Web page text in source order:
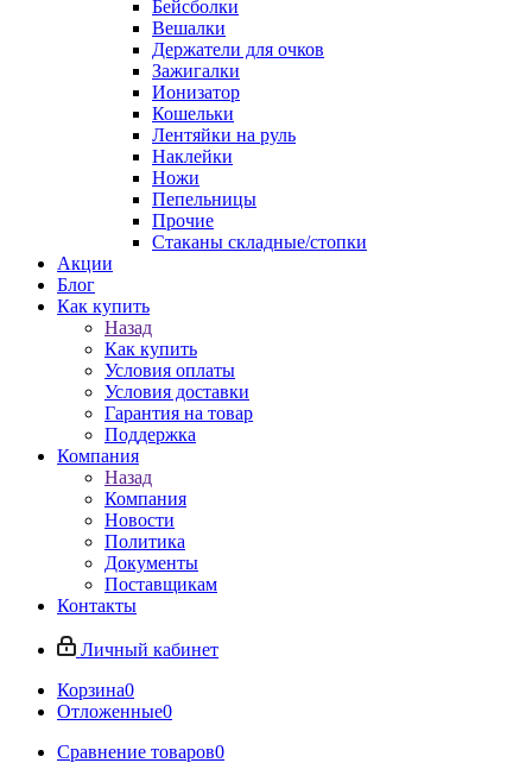
Бейсболки
Вешалки
Держатели для очков
Зажигалки
Ионизатор
Кошельки
Лентяйки на руль
Наклейки
Ножи
Пепельницы
Прочие
Стаканы складные/стопки
Акции
Блог
Как купить
Назад
Как купить
Условия оплаты
Условия доставки
Гарантия на товар
Поддержка
Компания
Назад
Компания
Новости
Политика
Документы
Поставщикам
Контакты
Личный кабинет
Корзина0
Отложенные0
Сравнение товаров0